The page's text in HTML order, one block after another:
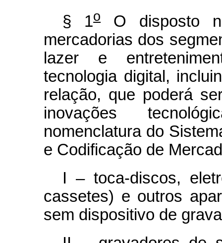
§ 1oO disposto
mercadorias dos
lazer e
tecnologia digital,
relação, que poderá
inovações
nomenclatura do
e Codificação de
I – toca-discos,
cassetes) e outros
sem dispositivo de